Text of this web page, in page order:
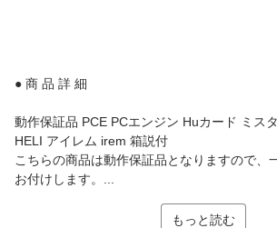
● 商 品 詳 細
動作保証品 PCE PCエンジン Huカード ミス
HELI アイレム irem 箱説付
こちらの商品は動作保証品となりますので、
お付けします。...
もっと読む